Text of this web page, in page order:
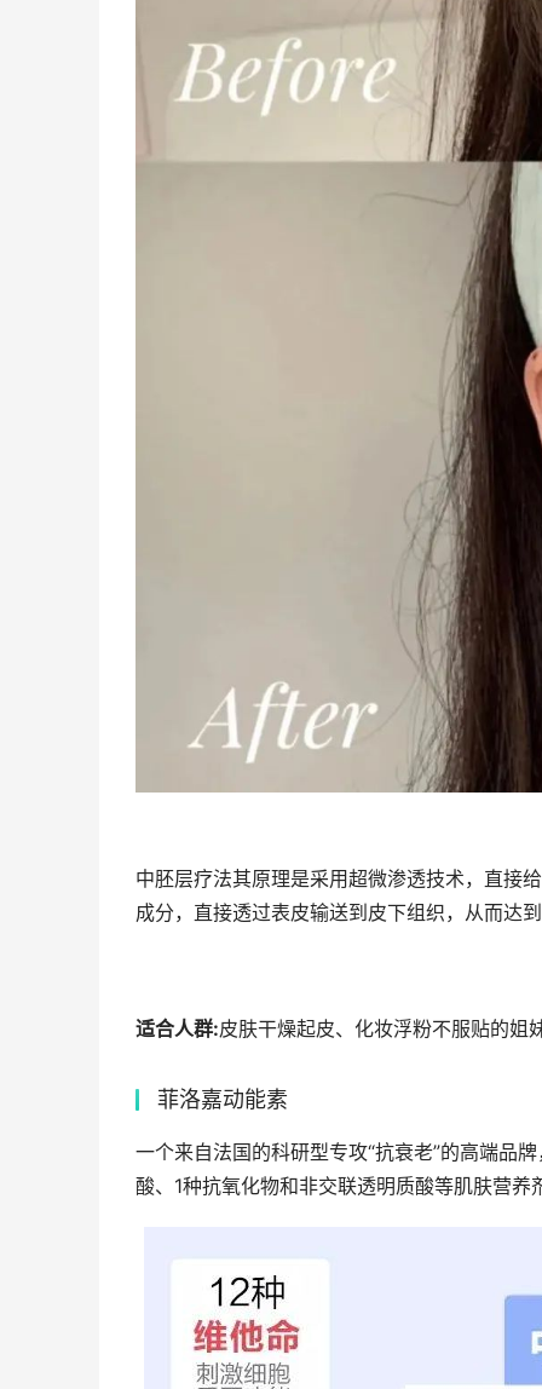
中胚层疗法其原理是采用超微渗透技术，直接
成分，直接透过表皮输送到皮下组织，从而达
适合人群:皮肤干燥起皮、化妆浮粉不服贴的姐
菲洛嘉动能素
一个来自法国的科研型专攻“抗衰老”的高端品
酸、1种抗氧化物和非交联透明质酸等肌肤营